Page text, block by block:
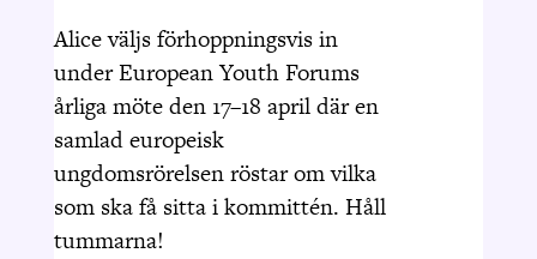
Alice väljs förhoppningsvis in
under European Youth Forums
årliga möte den 17–18 april där en
samlad europeisk
ungdomsrörelsen röstar om vilka
som ska få sitta i kommittén. Håll
tummarna!